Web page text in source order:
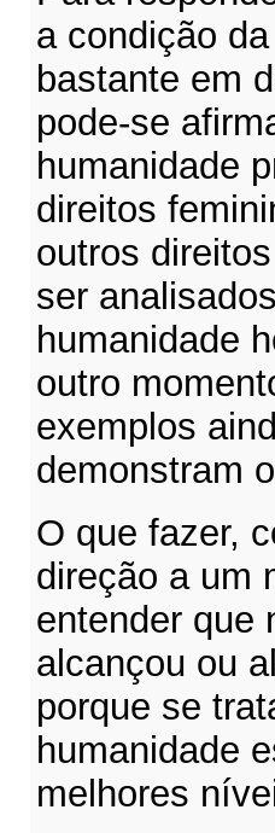
a condição
bastante em
pode-se
humanidade
direitos
outros
ser
humanidade
outro
exemplos
demonstram
O que fazer,
direção a um
entender que
alcançou ou
porque se
humanidade
melhores